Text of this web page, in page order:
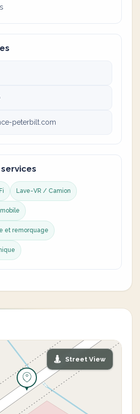
peterbilt.com
Lave-VR / Camion
et remorquage
Street View